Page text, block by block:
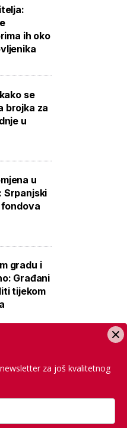
ih oko
se
brojka za
u
u
Srpanjski
gradu i
Građani
tijekom
dva
za još kvalitetnog